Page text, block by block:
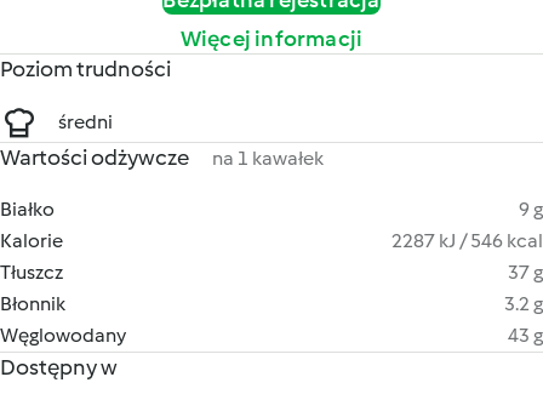
Więcej informacji
Poziom trudności
średni
Wartości odżywcze na 1 kawałek
Białko
9 g
Kalorie
2287 kJ / 546 kcal
Tłuszcz
37 g
Błonnik
3.2 g
Węglowodany
43 g
Dostępny w